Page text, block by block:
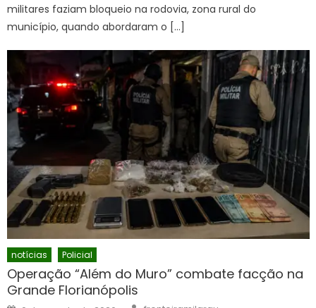
militares faziam bloqueio na rodovia, zona rural do
município, quando abordaram o […]
notícias Policial
Operação “Além do Muro” combate facção na
Grande Florianópolis